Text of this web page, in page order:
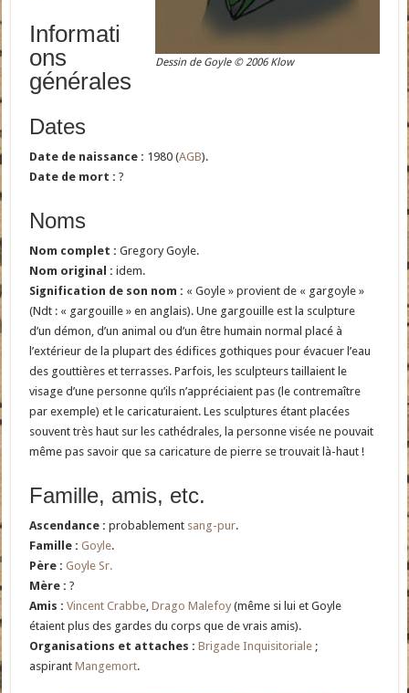
Dessin de Goyle © 2006 Klow
Informati
ons
générales
Dates
Date de naissance : 1980 (AGB).
Date de mort : ?
Noms
Nom complet : Gregory Goyle.
Nom original : idem.
Signification de son nom : « Goyle » provient de « gargoyle »
(Ndt : « gargouille » en anglais). Une gargouille est la sculpture
d’un démon, d’un animal ou d’un être humain normal placé à
l’extérieur de la plupart des édifices gothiques pour évacuer l’eau
des gouttières et terrasses. Parfois, les sculpteurs taillaient le
visage d’une personne qu’ils n’appréciaient pas (le contremaître
par exemple) et le caricaturaient. Les sculptures étant placées
souvent très haut sur les cathédrales, la personne visée ne pouvait
même pas savoir que sa caricature de pierre se trouvait là-haut !
Famille, amis, etc.
Ascendance : probablement sang-pur.
Famille : Goyle.
Père : Goyle Sr.
Mère : ?
Amis : Vincent Crabbe,Drago Malefoy (même si lui et Goyle
étaient plus des gardes du corps que de vrais amis).
Organisations et attaches : Brigade Inquisitoriale ;
aspirantMangemort.